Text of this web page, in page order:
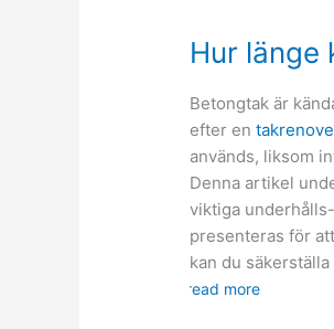
Hur länge
Betongtak är
efter en
används, liksom
Denna artikel
viktiga
presenteras för
kan du
read more